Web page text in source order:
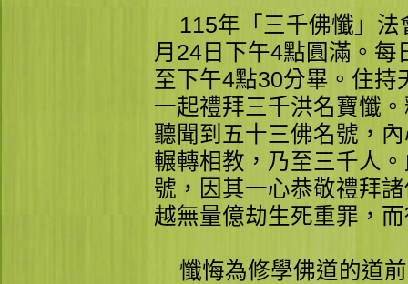
115年「三千佛懺」法
月24日下午4點圓滿。
至下午4點30分畢。住
一起禮拜三千洪名寶懺
聽聞到五十三佛名號，
輾轉相教，乃至三千人
號，因其一心恭敬禮拜
越無量億劫生死重罪，
懺悔為修學佛道的道